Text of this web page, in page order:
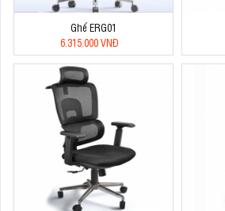
Ghế ERG01
6.315.000 VNĐ